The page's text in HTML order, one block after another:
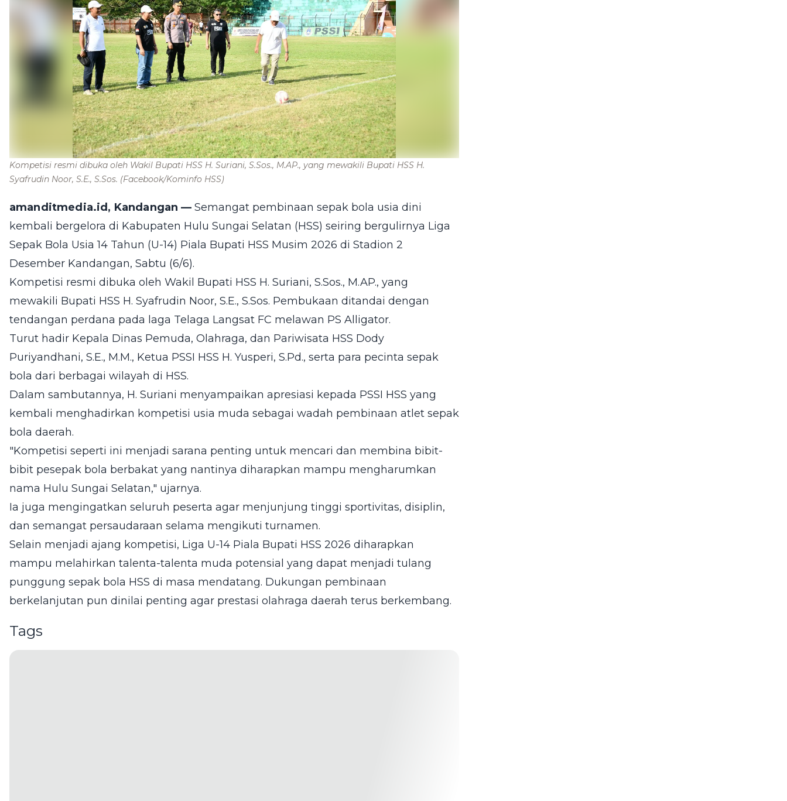
Kompetisi resmi dibuka oleh Wakil Bupati HSS H. Suriani, S.Sos., M.AP., yang mewakili Bupati HSS H.
Syafrudin Noor, S.E., S.Sos. (Facebook/Kominfo HSS)
amanditmedia.id, Kandangan — Semangat pembinaan sepak bola usia dini
kembali bergelora di Kabupaten Hulu Sungai Selatan (HSS) seiring bergulirnya Liga
Sepak Bola Usia 14 Tahun (U-14) Piala Bupati HSS Musim 2026 di Stadion 2
Desember Kandangan, Sabtu (6/6).
Kompetisi resmi dibuka oleh Wakil Bupati HSS H. Suriani, S.Sos., M.AP., yang
mewakili Bupati HSS H. Syafrudin Noor, S.E., S.Sos. Pembukaan ditandai dengan
tendangan perdana pada laga Telaga Langsat FC melawan PS Alligator.
Turut hadir Kepala Dinas Pemuda, Olahraga, dan Pariwisata HSS Dody
Puriyandhani, S.E., M.M., Ketua PSSI HSS H. Yusperi, S.Pd., serta para pecinta sepak
bola dari berbagai wilayah di HSS.
Dalam sambutannya, H. Suriani menyampaikan apresiasi kepada PSSI HSS yang
kembali menghadirkan kompetisi usia muda sebagai wadah pembinaan atlet sepak
bola daerah.
"Kompetisi seperti ini menjadi sarana penting untuk mencari dan membina bibit-
bibit pesepak bola berbakat yang nantinya diharapkan mampu mengharumkan
nama Hulu Sungai Selatan," ujarnya.
Ia juga mengingatkan seluruh peserta agar menjunjung tinggi sportivitas, disiplin,
dan semangat persaudaraan selama mengikuti turnamen.
Selain menjadi ajang kompetisi, Liga U-14 Piala Bupati HSS 2026 diharapkan
mampu melahirkan talenta-talenta muda potensial yang dapat menjadi tulang
punggung sepak bola HSS di masa mendatang. Dukungan pembinaan
berkelanjutan pun dinilai penting agar prestasi olahraga daerah terus berkembang.
Tags